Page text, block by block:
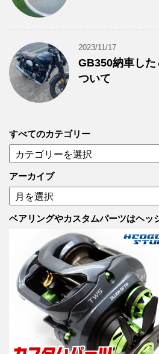
2023/11/17
GB350納車し
ついて
すべてのカテゴリー
べ
て
の
カ
テ
アーカイブ
ア
ー
カ
ベアリングやカスタムパーツはヘッ